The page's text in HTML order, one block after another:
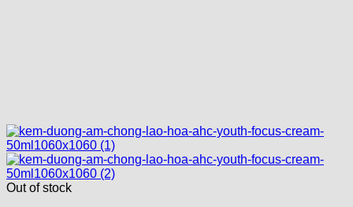
Out of stock